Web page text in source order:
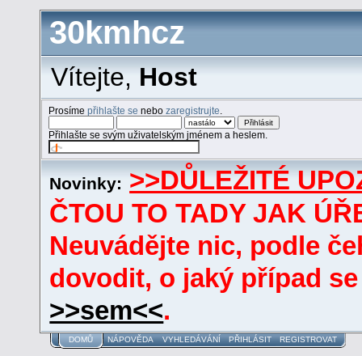
30kmhcz
Vítejte,Host
Prosímepřihlašte se nebozaregistrujte
Přihlašte se svým uživatelským jménem a heslem.
Novinky: >>DŮLEŽITÉ
ČTOU TO TADY JAK
Neuvádějte nic, podle
dovodit, o jaký případ
>>sem<<.
DOMŮ NÁPOVĚDA VYHLEDÁVÁNÍ PŘIHLÁSIT REGISTROVAT